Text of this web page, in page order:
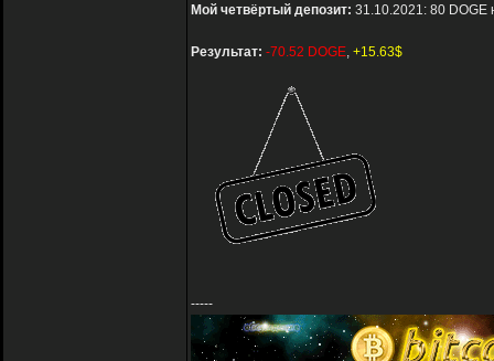
Мой четвёртый депозит: 31.10.2021: 80 DOGE
Результат: -70.52 DOGE, +15.63$
-----